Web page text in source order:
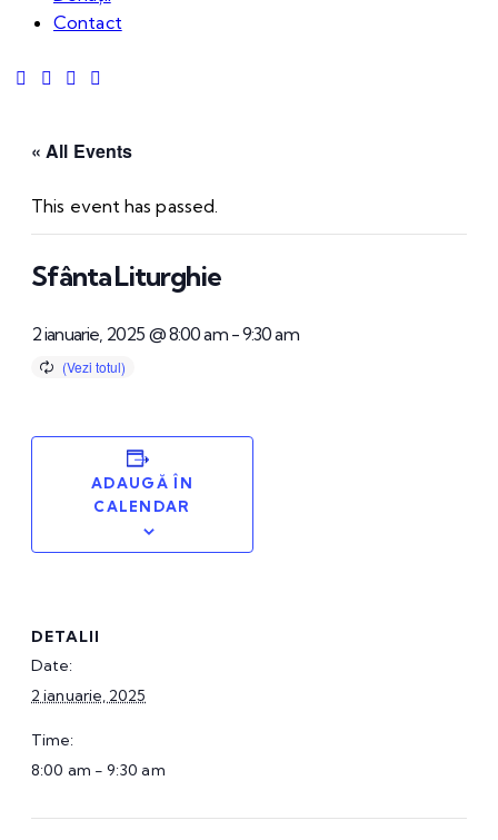
Contact
« All Events
This event has passed.
Sfânta Liturghie
2 ianuarie, 2025 @ 8:00 am-9:30 am
ADAUGĂ ÎN
CALENDAR
DETALII
Date:
2 ianuarie, 2025
Time:
8:00 am - 9:30 am